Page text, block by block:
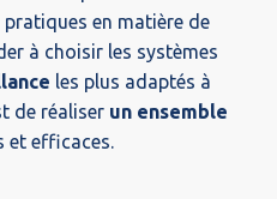
en matière de
à choisir les systèmes
les plus adaptés à
de réaliser un ensemble
et efficaces.